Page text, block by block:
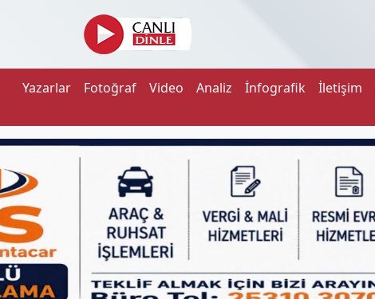
Yazarlar Fotoğraf Video Analiz İnfografik İletişim